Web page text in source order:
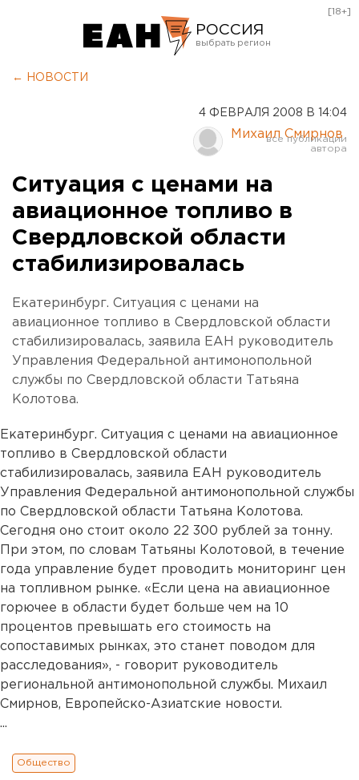
РОССИЯ
Курган
Оренбург
[18+]
← НОВОСТИ
4 ФЕВРАЛЯ 2008 В 14:04
Михаил Смирнов
Ситуация с ценами на
авиационное топливо в
Свердловской области
стабилизировалась
Екатеринбург. Ситуация с ценами на
авиационное топливо в Свердловской области
стабилизировалась, заявила ЕАН руководитель
Управления Федеральной антимонопольной
службы по Свердловской области Татьяна
Колотова.
Екатеринбург. Ситуация с ценами на авиационное
топливо в Свердловской области
стабилизировалась, заявила ЕАН руководитель
Управления Федеральной антимонопольной службы
по Свердловской области Татьяна Колотова.
Сегодня оно стоит около 22 300 рублей за тонну.
При этом, по словам Татьяны Колотовой, в течение
года управление будет проводить мониторинг цен
на топливном рынке. «Если цена на авиационное
горючее в области будет больше чем на 10
процентов превышать его стоимость на
сопоставимых рынках, это станет поводом для
расследования», - говорит руководитель
региональной антимонопольной службы. Михаил
Смирнов, Европейско-Азиатские новости.
...
Общество